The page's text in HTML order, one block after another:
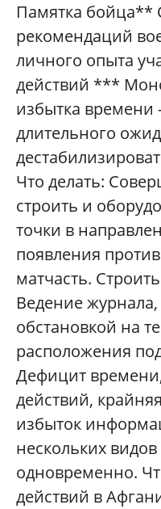
Памятка бойца**
рекомендаций
личного опыта
действий ***
избытка
длительного
Что делать:
строить и
точки в
появления
матчасть.
Ведение
обстановкой на
расположения
Дефицит
действий,
избыток
нескольких
одновременно.
действий в